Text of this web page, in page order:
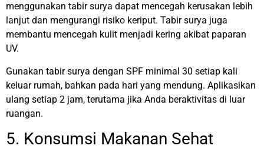
menggunakan tabir surya dapat mencegah kerusakan lebih
lanjut dan mengurangi risiko keriput. Tabir surya juga
membantu mencegah kulit menjadi kering akibat paparan
UV.
Gunakan tabir surya dengan SPF minimal 30 setiap kali
keluar rumah, bahkan pada hari yang mendung. Aplikasikan
ulang setiap 2 jam, terutama jika Anda beraktivitas di luar
ruangan.
5. Konsumsi Makanan Sehat